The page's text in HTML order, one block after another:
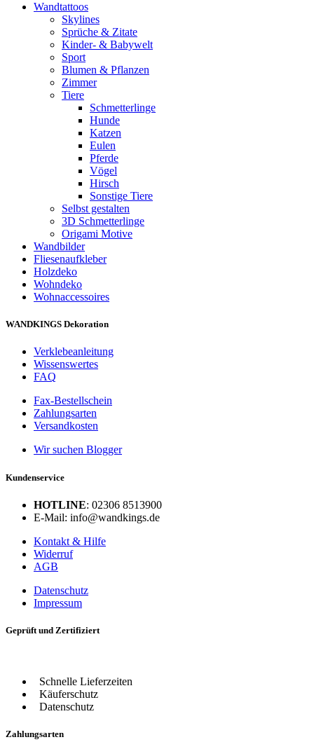
Wandtattoos
Skylines
Sprüche & Zitate
Kinder- & Babywelt
Sport
Blumen & Pflanzen
Zimmer
Tiere
Schmetterlinge
Hunde
Katzen
Eulen
Pferde
Vögel
Hirsch
Sonstige Tiere
Selbst gestalten
3D Schmetterlinge
Origami Motive
Wandbilder
Fliesenaufkleber
Holzdeko
Wohndeko
Wohnaccessoires
WANDKINGS Dekoration
Verklebeanleitung
Wissenswertes
FAQ
Fax-Bestellschein
Zahlungsarten
Versandkosten
Wir suchen Blogger
Kundenservice
HOTLINE: 02306 8513900
E-Mail: info@wandkings.de
Kontakt & Hilfe
Widerruf
AGB
Datenschutz
Impressum
Geprüft und Zertifiziert
Schnelle Lieferzeiten
Käuferschutz
Datenschutz
Zahlungsarten